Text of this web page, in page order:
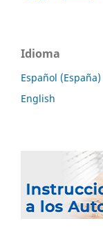
Idioma
Español (España)
English